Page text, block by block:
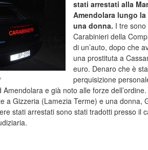
stati arrestati alla
Amendolara lungo
una donna. I tre
Carabinieri della
di un’auto, dopo che
una prostituta a
euro. Denaro che è
perquisizione
e già noto alle forze
a Gizzeria (Lamezia Terme) e una donna,
stati arrestati sono stati tradotti presso il